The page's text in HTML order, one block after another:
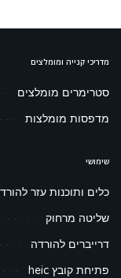
מדריכי קנייה ומומלצים
סטרימרים מומלצים
מדפסות מומלצות
שימושי
כלים ותוכנות עזר
שליטה מרחוק
דרייברים להורדה
פתיחת קובץ heic